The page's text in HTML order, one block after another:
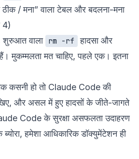
ठीक / मना” वाला टेबल और बदलना-मना
4)
शुरुआत वाला rm -rf हादसा और
मुकम्मलता मत चाहिए, पहले एक। इतना
कसनी हो तो Claude Code की
और असल में हुए हादसों के जीते-जागते
Code के सुरक्षा असफलता उदाहरण
हमेशाआधिकारिक डॉक्युमेंटेशनही